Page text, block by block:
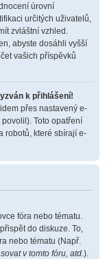
úrovní
určitých uživatelů,
zvláštní vzhled.
abyste dosáhli vyšší
vašich příspěvků
k přihlášení!
přes nastavený e-
Toto opatření
robotů, které sbírají e-
fóra nebo tématu.
do diskuze. To,
nebo tématu (Např.
v tomto fóru, atd.).